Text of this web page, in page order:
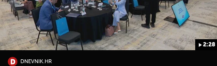
2:28
DNEVNIK.HR